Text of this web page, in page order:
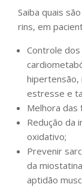
Saiba quais
rins, em
Controle
hipertensão,
estresse e
⁠Melhora das
Redução da
oxidativo;
Prevenir
da
aptidão